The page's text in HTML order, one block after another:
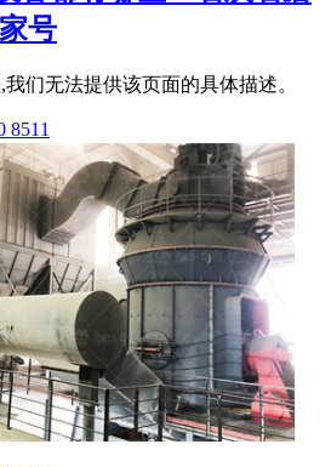
号
们无法提供该页面的具体描述。
8511